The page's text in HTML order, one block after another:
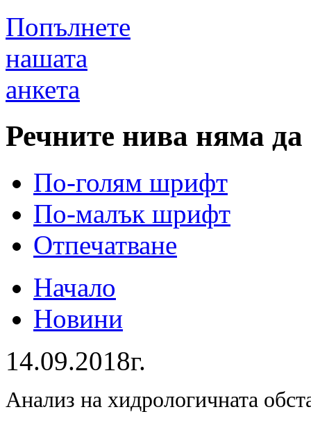
Попълнете
нашата
анкета
Речните нива няма да
По-голям шрифт
По-малък шрифт
Отпечатване
Начало
Новини
14.09.2018г.
Анализ на хидрологичната